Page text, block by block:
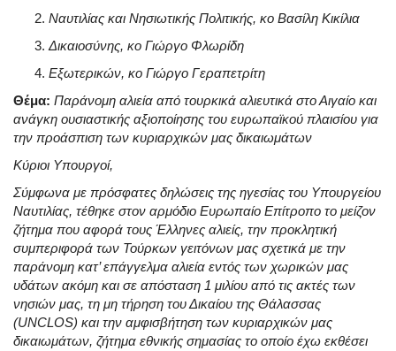
Ναυτιλίας και Νησιωτικής Πολιτικής, κο Βασίλη Κικίλια
Δικαιοσύνης, κο Γιώργο Φλωρίδη
Εξωτερικών, κο Γιώργο Γεραπετρίτη
Θέμα: Παράνομη αλιεία από τουρκικά αλιευτικά στο Αιγαίο και
ανάγκη ουσιαστικής αξιοποίησης του ευρωπαϊκού πλαισίου για
την προάσπιση των κυριαρχικών μας δικαιωμάτων
Κύριοι Υπουργοί,
Σύμφωνα με πρόσφατες δηλώσεις της ηγεσίας του Υπουργείου
Ναυτιλίας, τέθηκε στον αρμόδιο Ευρωπαίο Επίτροπο το μείζον
ζήτημα που αφορά τους Έλληνες αλιείς, την προκλητική
συμπεριφορά των Τούρκων γειτόνων μας σχετικά με την
παράνομη κατ’ επάγγελμα αλιεία εντός των χωρικών μας
υδάτων ακόμη και σε απόσταση 1 μιλίου από τις ακτές των
νησιών μας, τη μη τήρηση του Δικαίου της Θάλασσας
(UNCLOS) και την αμφισβήτηση των κυριαρχικών μας
δικαιωμάτων, ζήτημα εθνικής σημασίας το οποίο έχω εκθέσει